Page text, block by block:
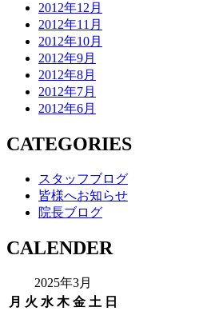
2012年12月
2012年11月
2012年10月
2012年9月
2012年8月
2012年7月
2012年6月
CATEGORIES
スタッフブログ
皆様へお知らせ
院長ブログ
CALENDER
2025年3月
月 火 水 木 金 土 日